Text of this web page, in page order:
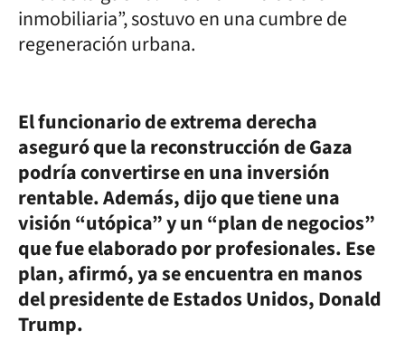
inmobiliaria”, sostuvo en una cumbre de
regeneración urbana.
El funcionario de extrema derecha
aseguró que la reconstrucción de Gaza
podría convertirse en una inversión
rentable. Además, dijo que tiene una
visión “utópica” y un “plan de negocios”
que fue elaborado por profesionales. Ese
plan, afirmó, ya se encuentra en manos
del presidente de Estados Unidos, Donald
Trump.